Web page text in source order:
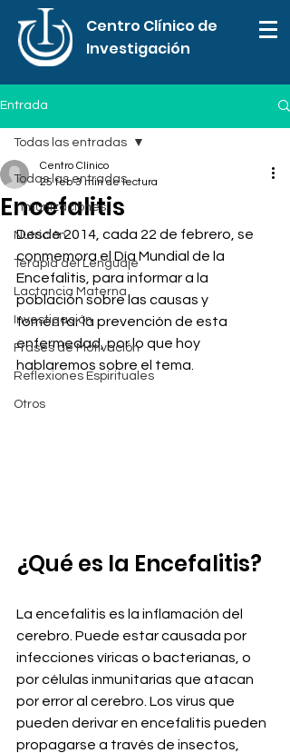
Centro Clínico de
Investigación
Entrada
Todas las entradas
Inmunizaciones
Nutrición
Terapia del Lenguaje
Lactancia Materna
Investigación
Frases de Motivación
Reflexiones Espirituales
Otros
Todas las entradas
Encefalitis
Centro Clínico
25 feb 3 min de lectura
Desde 2014, cada 22 de febrero, se
conmemora el Día Mundial de la
Encefalitis, para informar a la
población sobre las causas y
fomentar la prevención de esta
enfermedad, por lo que hoy
hablaremos sobre el tema.
¿Qué es la Encefalitis?
La encefalitis es la inflamación del
cerebro. Puede estar causada por
infecciones víricas o bacterianas, o
por células inmunitarias que atacan
por error al cerebro. Los virus que
pueden derivar en encefalitis pueden
propagarse a través de insectos,